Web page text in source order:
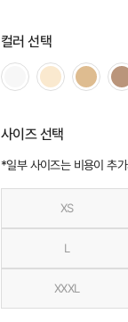
컬러 선택
사이즈 선택
*일부 사이즈는 비용이 추
XS
L
XXXL